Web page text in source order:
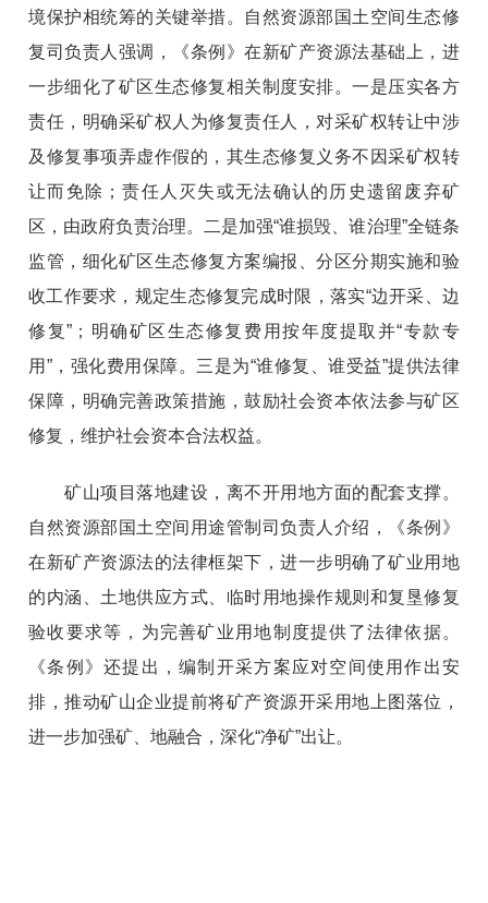
境保护相统筹的关键举措。自然资源部国土空间生态修
复司负责人强调，《条例》在新矿产资源法基础上，进
一步细化了矿区生态修复相关制度安排。一是压实各方
责任，明确采矿权人为修复责任人，对采矿权转让中涉
及修复事项弄虚作假的，其生态修复义务不因采矿权转
让而免除；责任人灭失或无法确认的历史遗留废弃矿
区，由政府负责治理。二是加强“谁损毁、谁治理”全链条
监管，细化矿区生态修复方案编报、分区分期实施和验
收工作要求，规定生态修复完成时限，落实“边开采、边
修复”；明确矿区生态修复费用按年度提取并“专款专
用”，强化费用保障。三是为“谁修复、谁受益”提供法律
保障，明确完善政策措施，鼓励社会资本依法参与矿区
修复，维护社会资本合法权益。
矿山项目落地建设，离不开用地方面的配套支撑。
自然资源部国土空间用途管制司负责人介绍，《条例》
在新矿产资源法的法律框架下，进一步明确了矿业用地
的内涵、土地供应方式、临时用地操作规则和复垦修复
验收要求等，为完善矿业用地制度提供了法律依据。
《条例》还提出，编制开采方案应对空间使用作出安
排，推动矿山企业提前将矿产资源开采用地上图落位，
进一步加强矿、地融合，深化“净矿”出让。